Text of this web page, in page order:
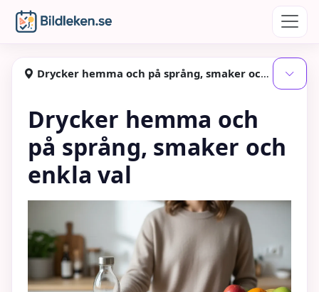
Hoppa till huvudinnehåll
Bildleken
Drycker hemma och på språng, smaker och enkla val
Drycker hemma och
på språng, smaker och
enkla val